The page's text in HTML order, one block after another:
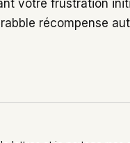
votre frustration
récompense